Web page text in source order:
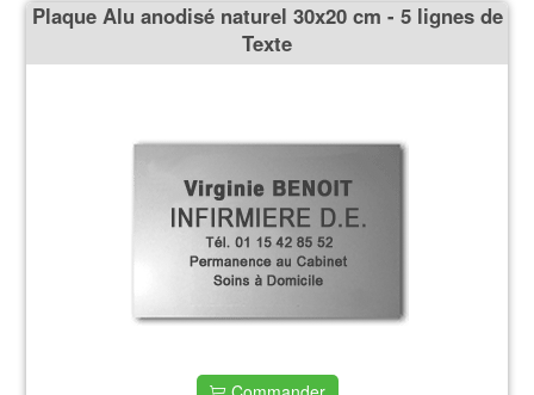
Plaque Alu anodisé naturel 30x20 cm - 5 lignes de
Texte